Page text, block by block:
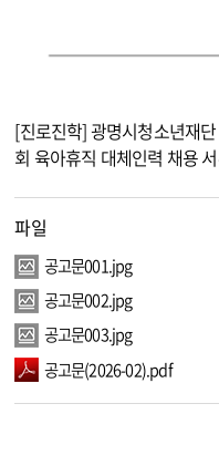
[진로진학] 광명시청소년재
회 육아휴직 대체인력 채용
파일
공고문001.jpg
공고문002.jpg
공고문003.jpg
공고문(2026-02).pdf